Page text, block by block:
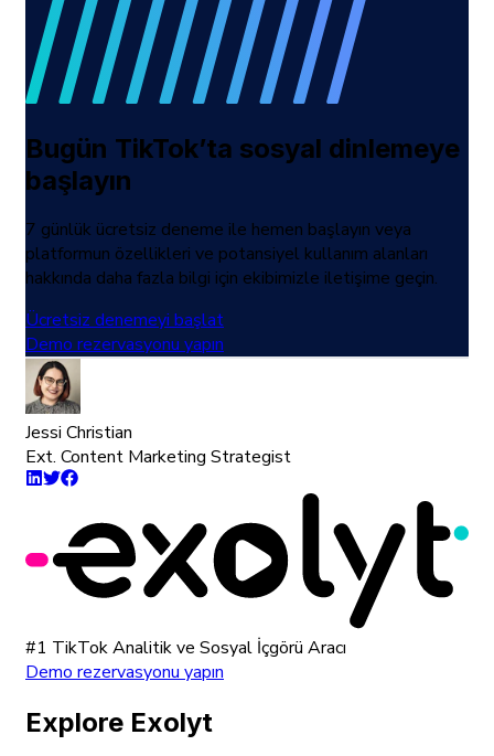
Bugün TikTok’ta sosyal dinlemeye
başlayın
7 günlük ücretsiz deneme ile hemen başlayın veya
platformun özellikleri ve potansiyel kullanım alanları
hakkında daha fazla bilgi için ekibimizle iletişime geçin.
Ücretsiz denemeyi başlat
Demo rezervasyonu yapın
Jessi Christian
Ext. Content Marketing Strategist
#1 TikTok Analitik ve Sosyal İçgörü Aracı
Demo rezervasyonu yapın
Explore Exolyt